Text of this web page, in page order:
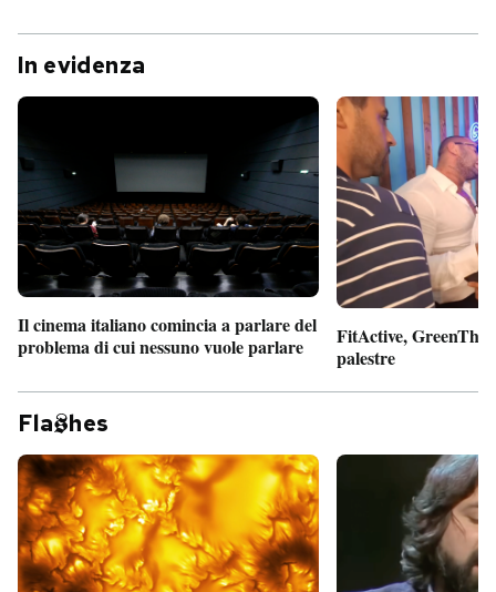
In evidenza
Il cinema italiano comincia a parlare del
problema di cui nessuno vuole parlare
FitActive,
palestre
Fla hes